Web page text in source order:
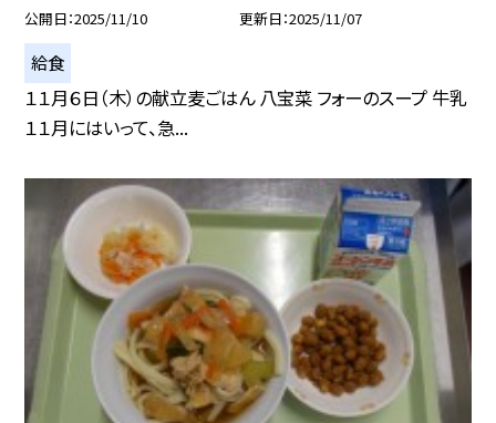
公開日 2025/11/10 更新日 2025/11/07
給食
１１月６日（木）の献立麦ごはん 八宝菜 フォーのスープ 牛乳
１１月にはいって、急...